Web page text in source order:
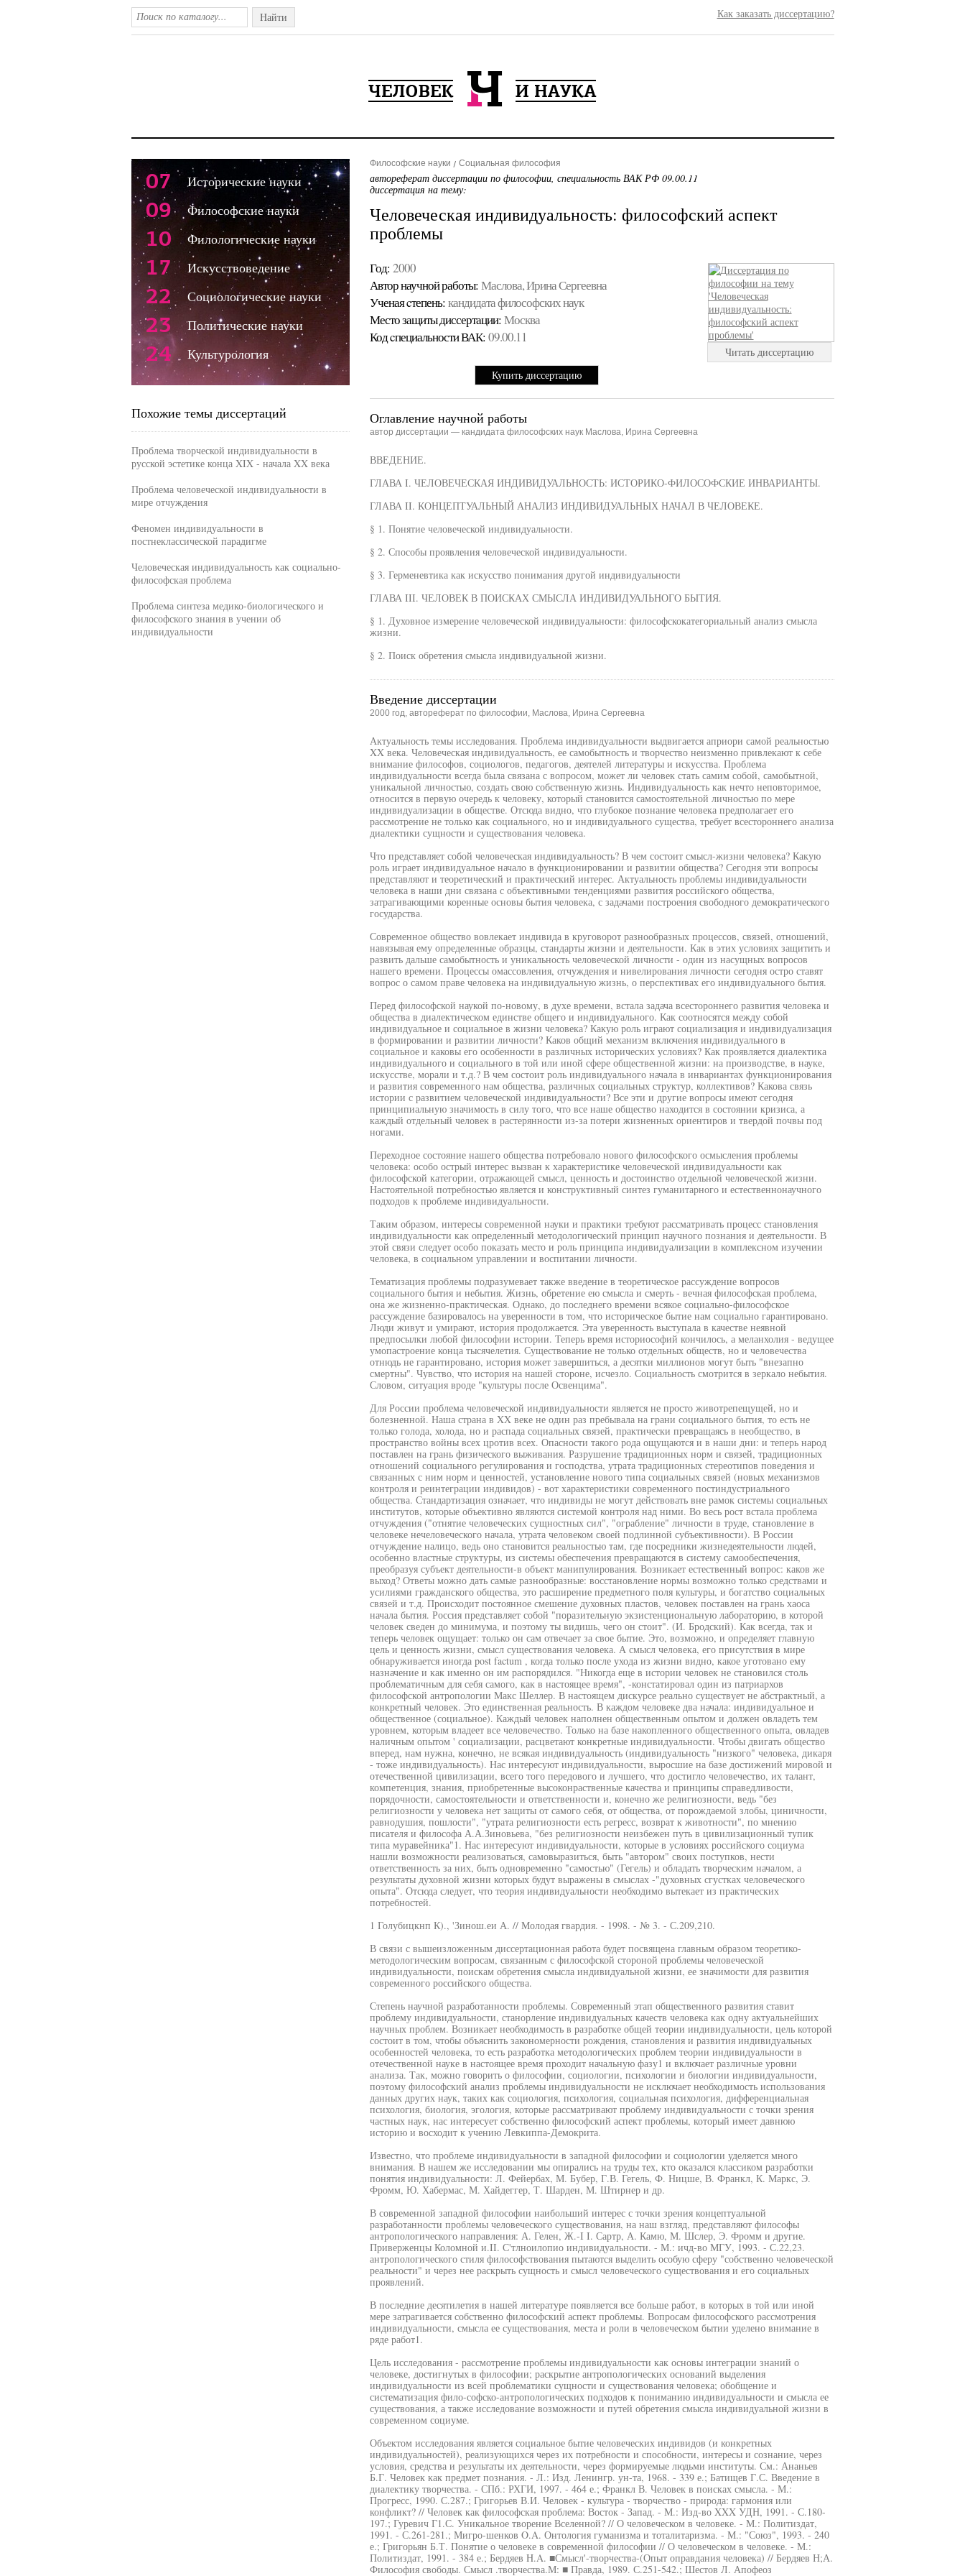
Найти Как заказать диссертацию?
Философские науки Социальная философия
автореферат диссертации по философии, специальность ВАК РФ 09.00.11
диссертация на тему:
Человеческая индивидуальность: философский аспект
проблемы
Год: 2000
Автор научной работы: Маслова, Ирина Сергеевна
Ученая cтепень: кандидата философских наук
Место защиты диссертации: Москва
Код cпециальности ВАК: 09.00.11
Купить диссертацию
Читать диссертацию
Оглавление научной работы
автор диссертации — кандидата философских наук Маслова, Ирина Сергеевна
ВВЕДЕНИЕ.
ГЛАВА I. ЧЕЛОВЕЧЕСКАЯ ИНДИВИДУАЛЬНОСТЬ: ИСТОРИКО-ФИЛОСОФСКИЕ ИНВАРИАНТЫ.
ГЛАВА II. КОНЦЕПТУАЛЬНЫЙ АНАЛИЗ ИНДИВИДУАЛЬНЫХ НАЧАЛ В ЧЕЛОВЕКЕ.
§ 1. Понятие человеческой индивидуальности.
§ 2. Способы проявления человеческой индивидуальности.
§ 3. Герменевтика как искусство понимания другой индивидуальности
ГЛАВА III. ЧЕЛОВЕК В ПОИСКАХ СМЫСЛА ИНДИВИДУАЛЬНОГО БЫТИЯ.
§ 1. Духовное измерение человеческой индивидуальности: философскокатегориальный анализ смысла
жизни.
§ 2. Поиск обретения смысла индивидуальной жизни.
Введение диссертации
2000 год, автореферат по философии, Маслова, Ирина Сергеевна
Актуальность темы исследования. Проблема индивидуальности выдвигается априори самой реальностью
XX века. Человеческая индивидуальность, ее самобытность и творчество неизменно привлекают к себе
внимание философов, социологов, педагогов, деятелей литературы и искусства. Проблема
индивидуальности всегда была связана с вопросом, может ли человек стать самим собой, самобытной,
уникальной личностью, создать свою собственную жизнь. Индивидуальность как нечто неповторимое,
относится в первую очередь к человеку, который становится самостоятельной личностью по мере
индивидуализации в обществе. Отсюда видно, что глубокое познание человека предполагает его
рассмотрение не только как социального, но и индивидуального существа, требует всестороннего анализа
диалектики сущности и существования человека.
Что представляет собой человеческая индивидуальность? В чем состоит смысл-жизни человека? Какую
роль играет индивидуальное начало в функционировании и развитии общества? Сегодня эти вопросы
представляют и теоретический и практический интерес. Актуальность проблемы индивидуальности
человека в наши дни связана с объективными тенденциями развития российского общества,
затрагивающими коренные основы бытия человека, с задачами построения свободного демократического
государства.
Современное общество вовлекает индивида в круговорот разнообразных процессов, связей, отношений,
навязывая ему определенные образцы, стандарты жизни и деятельности. Как в этих условиях защитить и
развить дальше самобытность и уникальность человеческой личности - один из насущных вопросов
нашего времени. Процессы омассовления, отчуждения и нивелирования личности сегодня остро ставят
вопрос о самом праве человека на индивидуальную жизнь, о перспективах его индивидуального бытия.
Перед философской наукой по-новому, в духе времени, встала задача всестороннего развития человека и
общества в диалектическом единстве общего и индивидуального. Как соотносятся между собой
индивидуальное и социальное в жизни человека? Какую роль играют социализация и индивидуализация
в формировании и развитии личности? Каков общий механизм включения индивидуального в
социальное и каковы его особенности в различных исторических условиях? Как проявляется диалектика
индивидуального и социального в той или иной сфере общественной жизни: на производстве, в науке,
искусстве, морали и т.д.? В чем состоит роль индивидуального начала в инвариантах функционирования
и развития современного нам общества, различных социальных структур, коллективов? Какова связь
истории с развитием человеческой индивидуальности? Все эти и другие вопросы имеют сегодня
принципиальную значимость в силу того, что все наше общество находится в состоянии кризиса, а
каждый отдельный человек в растерянности из-за потери жизненных ориентиров и твердой почвы под
ногами.
Переходное состояние нашего общества потребовало нового философского осмысления проблемы
человека: особо острый интерес вызван к характеристике человеческой индивидуальности как
философской категории, отражающей смысл, ценность и достоинство отдельной человеческой жизни.
Настоятельной потребностью является и конструктивный синтез гуманитарного и естественнонаучного
подходов к проблеме индивидуальности.
Таким образом, интересы современной науки и практики требуют рассматривать процесс становления
индивидуальности как определенный методологический принцип научного познания и деятельности. В
этой связи следует особо показать место и роль принципа индивидуализации в комплексном изучении
человека, в социальном управлении и воспитании личности.
Тематизация проблемы подразумевает также введение в теоретическое рассуждение вопросов
социального бытия и небытия. Жизнь, обретение ею смысла и смерть - вечная философская проблема,
она же жизненно-практическая. Однако, до последнего времени всякое социально-философское
рассуждение базировалось на уверенности в том, что историческое бытие нам социально гарантировано.
Люди живут и умирают, история продолжается. Эта уверенность выступала в качестве неявной
предпосылки любой философии истории. Теперь время историософий кончилось, а меланхолия - ведущее
умопастроение конца тысячелетия. Существование не только отдельных обществ, но и человечества
отнюдь не гарантировано, история может завершиться, а десятки миллионов могут быть "внезапно
смертны". Чувство, что история на нашей стороне, исчезло. Социальность смотрится в зеркало небытия.
Словом, ситуация вроде "культуры после Освенцима".
Для России проблема человеческой индивидуальности является не просто животрепещущей, но и
болезненной. Наша страна в XX веке не один раз пребывала на грани социального бытия, то есть не
только голода, холода, но и распада социальных связей, практически превращаясь в необщество, в
пространство войны всех цротив всех. Опасности такого рода ощущаются и в наши дни: и теперь народ
поставлен на грань физического выживания. Разрушение традиционных норм и связей, традиционных
отношений социального регулирования и господства, утрата традиционных стереотипов поведения и
связанных с ним норм и ценностей, установление нового типа социальных связей (новых механизмов
контроля и реинтеграции индивидов) - вот характеристики современного постиндустриального
общества. Стандартизация означает, что индивиды не могут действовать вне рамок системы социальных
институтов, которые объективно являются системой контроля над ними. Во весь рост встала проблема
отчуждения ("отнятие человеческих сущностных сил", "ограбление" личности в труде, становление в
человеке нечеловеческого начала, утрата человеком своей подлинной субъективности). В России
отчуждение налицо, ведь оно становится реальностью там, где посредники жизнедеятельности людей,
особенно властные структуры, из системы обеспечения превращаются в систему самообеспечения,
преобразуя субъект деятельности-в объект манипулирования. Возникает естественный вопрос: каков же
выход? Ответы можно дать самые разнообразные: восстановление нормы возможно только средствами и
усилиями гражданского общества, это расширение предметного поля культуры, и богатство социальных
связей и т.д. Происходит постоянное смешение духовных пластов, человек поставлен на грань хаоса
начала бытия. Россия представляет собой "поразительную экзистенциональную лабораторию, в которой
человек сведен до минимума, и поэтому ты видишь, чего он стоит". (И. Бродский). Как всегда, так и
теперь человек ощущает: только он сам отвечает за свое бытие. Это, возможно, и определяет главную
цель и ценность жизни, смысл существования человека. А смысл человека, его присутствия в мире
обнаруживается иногда post factum , когда только после ухода из жизни видно, какое уготовано ему
назначение и как именно он им распорядился. "Никогда еще в истории человек не становился столь
проблематичным для себя самого, как в настоящее время", -констатировал один из патриархов
философской антропологии Макс Шеллер. В настоящем дискурсе реально существует не абстрактный, а
конкретный человек. Это единственная реальность. В каждом человеке два начала: индивидуальное и
общественное (социальное). Каждый человек наполнен общественным опытом и должен овладеть тем
уровнем, которым владеет все человечество. Только на базе накопленного общественного опыта, овладев
наличным опытом ' социализации, расцветают конкретные индивидуальности. Чтобы двигать общество
вперед, нам нужна, конечно, не всякая индивидуальность (индивидуальность "низкого" человека, дикаря
- тоже индивидуальность). Нас интересуют индивидуальности, выросшие на базе достижений мировой и
отечественной цивилизации, всего того передового и лучшего, что достигло человечество, их талант,
компетенция, знания, приобретенные высоконраственные качества и принципы справедливости,
порядочности, самостоятельности и ответственности и, конечно же религиозности, ведь "без
религиозности у человека нет защиты от самого себя, от общества, от порождаемой злобы, циничности,
равнодушия, пошлости", "утрата религиозности есть регресс, возврат к животности", по мнению
писателя и философа А.А.Зиновьева, "без религиозности неизбежен путь в цивилизационный тупик
типа муравейника"1. Нас интересуют индивидуальности, которые в условиях российского социума
нашли возможности реализоваться, самовыразиться, быть "автором" своих поступков, нести
ответственность за них, быть одновременно "самостью" (Гегель) и обладать творческим началом, а
результаты духовной жизни которых будут выражены в смыслах -"духовных сгустках человеческого
опыта". Отсюда следует, что теория индивидуальности необходимо вытекает из практических
потребностей.
1 Голубицкнп К)., 'Зинош.еи А. // Молодая гвардия. - 1998. - № 3. - С.209,210.
В связи с вышеизложенным диссертационная работа будет посвящена главным образом теоретико-
методологическим вопросам, связанным с философской стороной проблемы человеческой
индивидуальности, поискам обретения смысла индивидуальной жизни, ее значимости для развития
современного российского общества.
Степень научной разработанности проблемы. Современный этап общественного развития ставит
проблему индивидуальности, станорление индивидуальных качеств человека как одну актуальнейших
научных проблем. Возникает необходимость в разработке общей теории индивидуальности, цель которой
состоит в том, чтобы объяснить закономерности рождения, становления и развития индивидуальных
особенностей человека, то есть разработка методологических проблем теории индивидуальности в
отечественной науке в настоящее время проходит начальную фазу1 и включает различные уровни
анализа. Так, можно говорить о философии, социологии, психологии и биологии индивидуальности,
поэтому философский анализ проблемы индивидуальности не исключает необходимость использования
данных других наук, таких как социология, психология, социальная психология, дифференциальная
психология, биология, эгология, которые рассматривают проблему индивидуальности с точки зрения
частных наук, нас интересует собственно философский аспект проблемы, который имеет давнюю
историю и восходит к учению Левкиппа-Демокрита.
Известно, что проблеме индивидуальности в западной философии и социологии уделяется много
внимания. В нашем же исследовании мы опирались на труды тех, кто оказался классиком разработки
понятия индивидуальности: Л. Фейербах, М. Бубер, Г.В. Гегель, Ф. Ницше, В. Франкл, К. Маркс, Э.
Фромм, Ю. Хабермас, М. Хайдеггер, Т. Шарден, М. Штирнер и др.
В современной западной философии наибольший интерес с точки зрения концептуальной
разработанности проблемы человеческого существования, на наш взгляд, представляют философы
антропологического направления: А. Гелен, Ж.-I I. Сартр, А. Камю, М. Шслер, Э. Фромм и другие.
Приверженцы Коломной и.II. С'тлноилопио индивидуальности. - М.: ичд-во МГУ, 1993. - С.22,23.
антропологического стиля философствования пытаются выделить особую сферу "собственно человеческой
реальности" и через нее раскрыть сущность и смысл человеческого существования и его социальных
проявлений.
В последние десятилетия в нашей литературе появляется все больше работ, в которых в той или иной
мере затрагивается собственно философский аспект проблемы. Вопросам философского рассмотрения
индивидуальности, смысла ее существования, места и роли в человеческом бытии уделено внимание в
ряде работ1.
Цель исследования - рассмотрение проблемы индивидуальности как основы интеграции знаний о
человеке, достигнутых в философии; раскрытие антропологических оснований выделения
индивидуальности из всей проблематики сущности и существования человека; обобщение и
систематизация фило-софско-антропологических подходов к пониманию индивидуальности и смысла ее
существования, а также исследование возможности и путей обретения смысла индивидуальной жизни в
современном социуме.
Объектом исследования является социальное бытие человеческих индивидов (и конкретных
индивидуальностей), реализующихся через их потребности и способности, интересы и сознание, через
условия, средства и результаты их деятельности, через формируемые людьми институты. См.: Ананьев
Б.Г. Человек как предмет познания. - Л.: Изд. Ленингр. ун-та, 1968. - 339 е.; Батищев Г.С. Введение в
диалектику творчества. - СПб.: РХГИ, 1997. - 464 е.; Франкл В. Человек в поисках смысла. - М.:
Прогресс, 1990. С.287.; Григорьев В.И. Человек - культура - творчество - природа: гармония или
конфликт? // Человек как философская проблема: Восток - Запад. - М.: Изд-во XXX УДН, 1991. - С.180-
197.; Гуревич Г1.С. Уникальное творение Вселенной? // О человеческом в человеке. - М.: Политиздат,
1991. - С.261-281.; Мигро-шенков O.A. Онтология гуманизма и тоталитаризма. - М.: "Союз", 1993. - 240
е.; Григорьян Б.Т. Понятие о человеке в современной философии // О человеческом в человеке. - М.:
Политиздат, 1991. - 384 е.; Бердяев H.A. ■Смысл'-творчества-(Опыт оправдания человека) // Бердяев Н;А.
Философия свободы. Смысл .творчества.М: ■ Правда, 1989. С.251-542.; Шестов Л. Апофеоз
07 Исторические науки
09 Философские науки
10 Филологические науки
17 Искусствоведение
22 Социологические науки
23 Политические науки
24 Культурология
Похожие темы диссертаций
Проблема творческой индивидуальности в
русской эстетике конца XIX - начала XX века
Проблема человеческой индивидуальности в
мире отчуждения
Феномен индивидуальности в
постнеклассической парадигме
Человеческая индивидуальность как социально-
философская проблема
Проблема синтеза медико-биологического и
философского знания в учении об
индивидуальности